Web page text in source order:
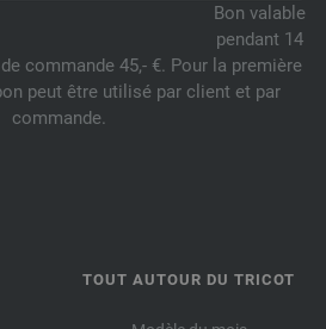
Bon valable
pendant 14
commande 45,- €. Pour la première
peut être utilisé par client et par
commande.
TOUT AUTOUR DU TRICOT